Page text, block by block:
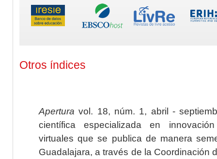
Otros índices
Apertura vol. 18, núm. 1, abril -
científica especializada en
virtuales que se publica de manera
Guadalajara, a través de la Coordinación